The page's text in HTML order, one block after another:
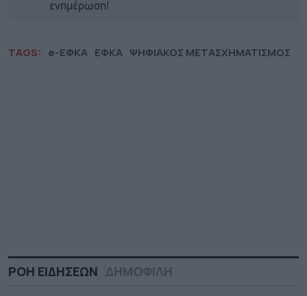
ενημέρωση!
TAGS: e-ΕΦΚΑ ΕΦΚΑ ΨΗΦΙΑΚΟΣ ΜΕΤΑΣΧΗΜΑΤΙΣΜΟΣ
ΡΟΗ ΕΙΔΗΣΕΩΝ ΔΗΜΟΦΙΛΗ